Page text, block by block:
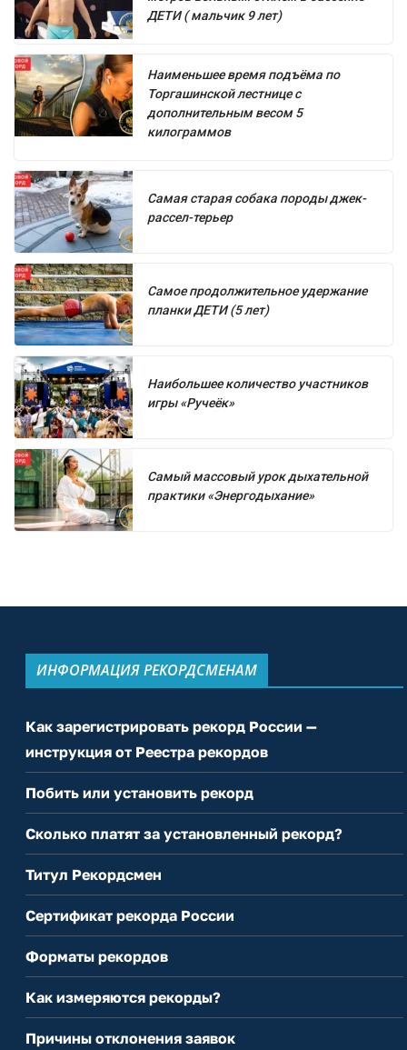
ДЕТИ ( мальчик 9 лет)
Наименьшее время подъёма по
Торгашинской лестнице с
дополнительным весом 5
килограммов
Самая старая собака породы джек-
рассел-терьер
Самое продолжительное удержание
планки ДЕТИ (5 лет)
Наибольшее количество участников
игры «Ручеёк»
Самый массовый урок дыхательной
практики «Энергодыхание»
ИНФОРМАЦИЯ РЕКОРДСМЕНАМ
Как зарегистрировать рекорд России —
инструкция от Реестра рекордов
Побить или установить рекорд
Сколько платят за установленный рекорд?
Титул Рекордсмен
Сертификат рекорда России
Форматы рекордов
Как измеряются рекорды?
Причины отклонения заявок